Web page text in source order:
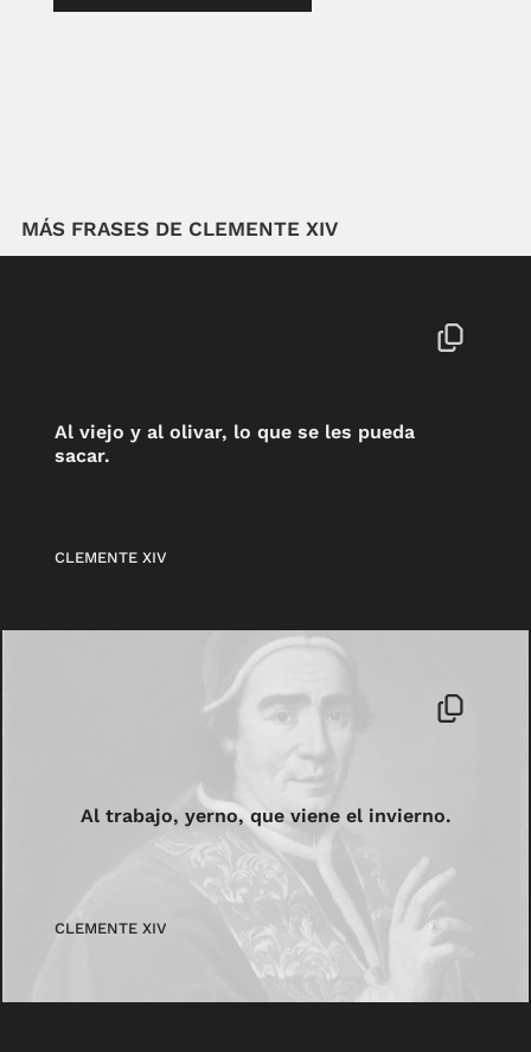
MÁS FRASES DE CLEMENTE XIV
Al viejo y al olivar, lo que se les pueda
sacar.
CLEMENTE XIV
Al trabajo, yerno, que viene el invierno.
CLEMENTE XIV